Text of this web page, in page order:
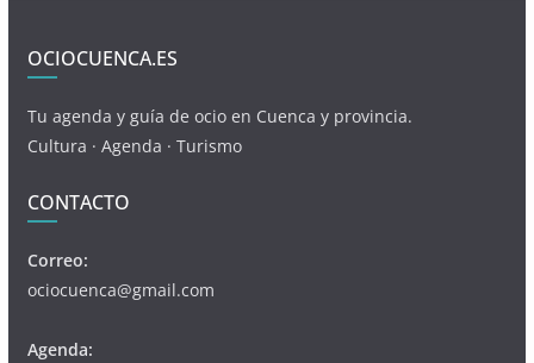
OCIOCUENCA.ES
Tu agenda y guía de ocio en Cuenca y provincia.
Cultura · Agenda · Turismo
CONTACTO
Correo:
ociocuenca@gmail.com
Agenda: